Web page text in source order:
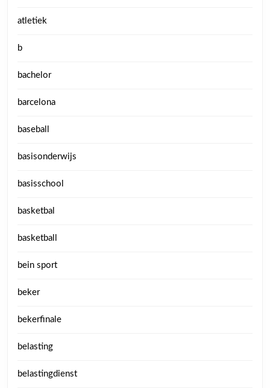
atletiek
b
bachelor
barcelona
baseball
basisonderwijs
basisschool
basketbal
basketball
bein sport
beker
bekerfinale
belasting
belastingdienst